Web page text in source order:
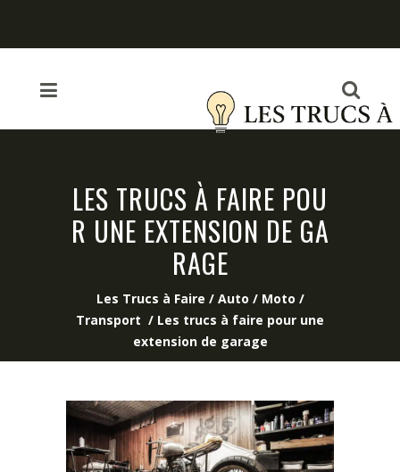
LES TRUCS À FAIRE POU
R UNE EXTENSION DE GA
RAGE
Les Trucs à Faire / Auto / Moto /
Transport / Les trucs à faire pour une
extension de garage